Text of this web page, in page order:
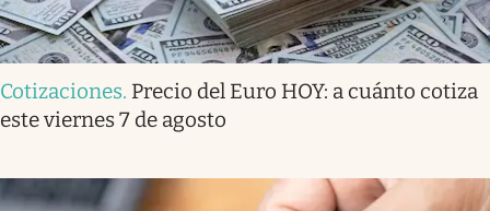
Cotizaciones. Precio del Euro HOY: a cuánto cotiza
este viernes 7 de agosto